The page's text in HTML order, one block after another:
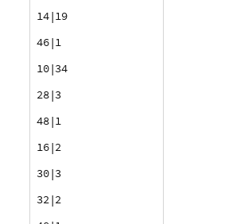
14|19
46|1
10|34
28|3
48|1
16|2
30|3
32|2